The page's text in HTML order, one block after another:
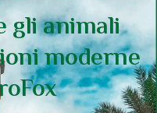
gli animali
moderne